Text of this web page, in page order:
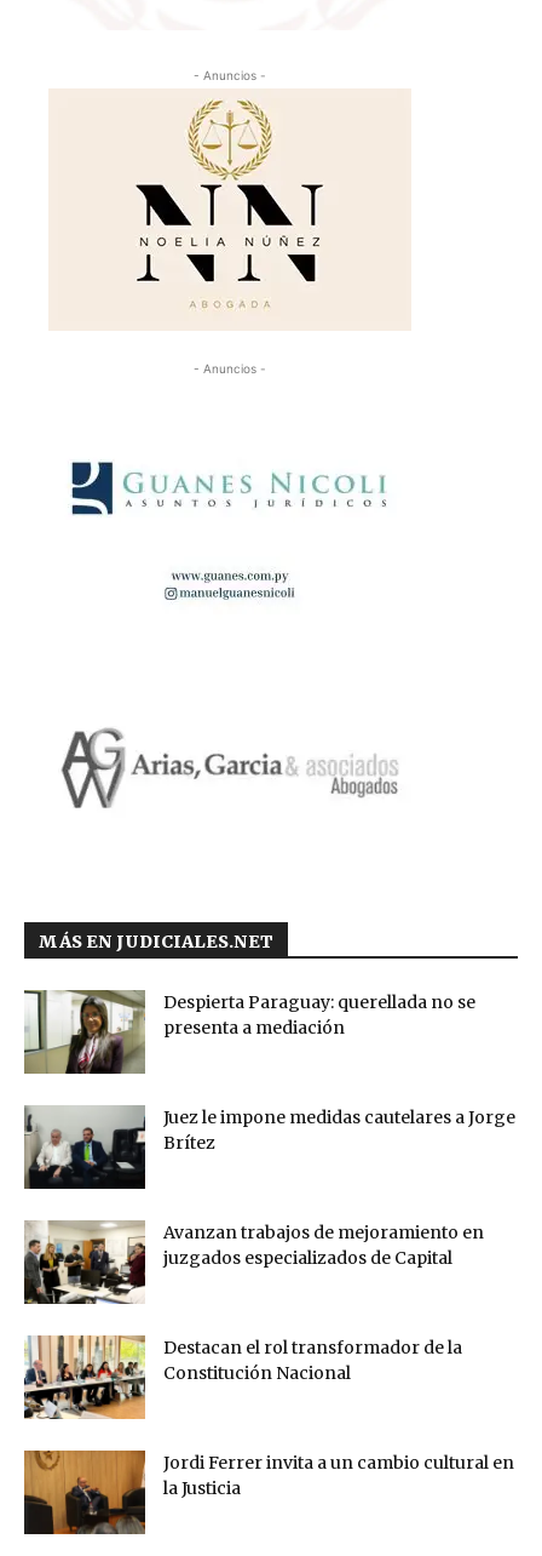
- Anuncios -
- Anuncios -
MÁS EN JUDICIALES.NET
Despierta Paraguay: querellada no se
presenta a mediación
Juez le impone medidas cautelares a Jorge
Brítez
Avanzan trabajos de mejoramiento en
juzgados especializados de Capital
Destacan el rol transformador de la
Constitución Nacional
Jordi Ferrer invita a un cambio cultural en
la Justicia